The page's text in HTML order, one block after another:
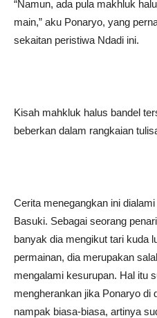
“Namun, ada pula makhluk
main,” aku Ponaryo, yang
sekaitan peristiwa Ndadi ini.
Kisah mahkluk halus bandel
beberkan dalam rangkaian
Cerita menegangkan ini
Basuki. Sebagai seorang
banyak dia mengikut tari kuda
permainan, dia merupakan
mengalami kesurupan. Hal itu
mengherankan jika Ponaryo di
nampak biasa-biasa, artinya